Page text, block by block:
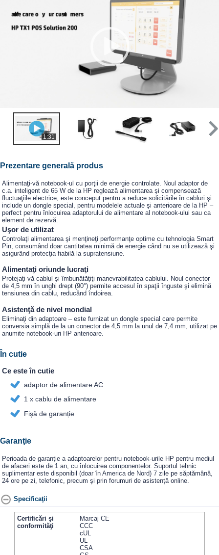
1:31
Prezentare generală produs
Alimentaţi-vă notebook-ul cu porţii de energie controlate. Noul adaptor de
c.a. inteligent de 65 W de la HP reglează alimentarea şi compensează
fluctuaţiile electrice, este conceput pentru a reduce solicitările în cabluri şi
include un dongle special, pentru modelele actuale şi anterioare de la HP –
perfect pentru înlocuirea adaptorului de alimentare al notebook-ului sau ca
element de rezervă.
Uşor de utilizat
Controlaţi alimentarea şi menţineţi performanţe optime cu tehnologia Smart
Pin, consumând doar cantitatea minimă de energie când nu se utilizează şi
asigurând protecţia fiabilă la supratensiune.
Alimentaţi oriunde lucraţi
Protejaţi-vă cablul şi îmbunătăţiţi manevrabilitatea cablului. Noul conector
de 4,5 mm în unghi drept (90°) permite accesul în spaţii înguste şi elimină
tensiunea din cablu, reducând îndoirea.
Asistenţă de nivel mondial
Eliminaţi din adaptoare – este furnizat un dongle special care permite
conversia simplă de la un conector de 4,5 mm la unul de 7,4 mm, utilizat pe
anumite notebook-uri HP anterioare.
În cutie
Ce este în cutie
adaptor de alimentare AC
1 x cablu de alimentare
Fișă de garanție
Garanţie
Perioada de garanţie a adaptoarelor pentru notebook-urile HP pentru mediul
de afaceri este de 1 an, cu înlocuirea componentelor. Suportul tehnic
suplimentar este disponibil (doar în America de Nord) 7 zile pe săptămână,
24 ore pe zi, telefonic, precum şi prin forumuri de asistenţă online.
Specificaţii
Certificări şi
conformităţi
Marcaj CE
CCC
cUL
UL
CSA